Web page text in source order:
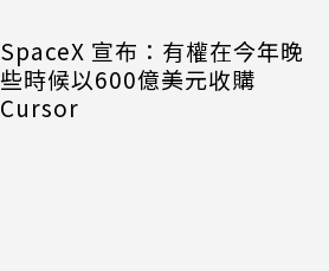
SpaceX 宣布：有權在今年晚
些時候以600億美元收購
Cursor